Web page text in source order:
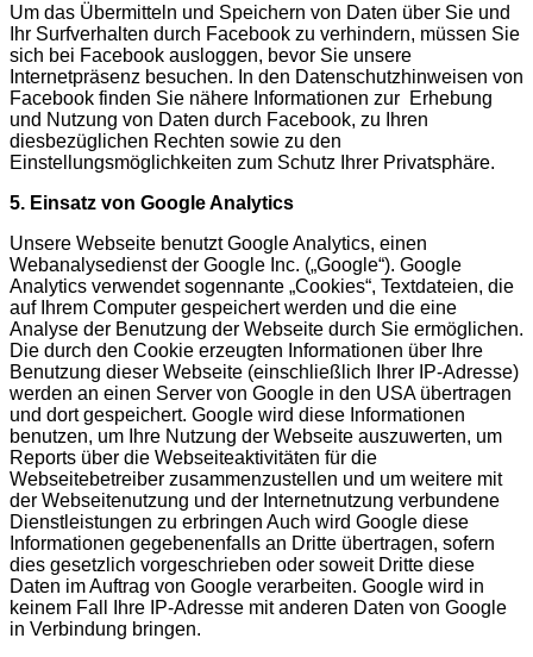
Um das Übermitteln und Speichern von Daten über Sie und
Ihr Surfverhalten durch Facebook zu verhindern, müssen Sie
sich bei Facebook ausloggen, bevor Sie unsere
Internetpräsenz besuchen. In den Datenschutzhinweisen von
Facebook finden Sie nähere Informationen zur Erhebung
und Nutzung von Daten durch Facebook, zu Ihren
diesbezüglichen Rechten sowie zu den
Einstellungsmöglichkeiten zum Schutz Ihrer Privatsphäre.
5. Einsatz von Google Analytics
Unsere Webseite benutzt Google Analytics, einen
Webanalysedienst der Google Inc. („Google“). Google
Analytics verwendet sogennante „Cookies“, Textdateien, die
auf Ihrem Computer gespeichert werden und die eine
Analyse der Benutzung der Webseite durch Sie ermöglichen.
Die durch den Cookie erzeugten Informationen über Ihre
Benutzung dieser Webseite (einschließlich Ihrer IP-Adresse)
werden an einen Server von Google in den USA übertragen
und dort gespeichert. Google wird diese Informationen
benutzen, um Ihre Nutzung der Webseite auszuwerten, um
Reports über die Webseiteaktivitäten für die
Webseitebetreiber zusammenzustellen und um weitere mit
der Webseitenutzung und der Internetnutzung verbundene
Dienstleistungen zu erbringen Auch wird Google diese
Informationen gegebenenfalls an Dritte übertragen, sofern
dies gesetzlich vorgeschrieben oder soweit Dritte diese
Daten im Auftrag von Google verarbeiten. Google wird in
keinem Fall Ihre IP-Adresse mit anderen Daten von Google
in Verbindung bringen.